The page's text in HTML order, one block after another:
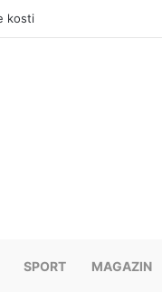
kosti
SPORT MAGAZIN